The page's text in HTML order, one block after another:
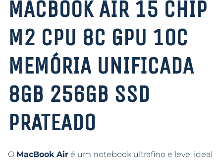
MACBOOK AIR 15 CHIP
M2 CPU 8C GPU 10C
MEMÓRIA UNIFICADA
8GB 256GB SSD
PRATEADO
O MacBook Air é um notebook ultrafino e leve, ideal